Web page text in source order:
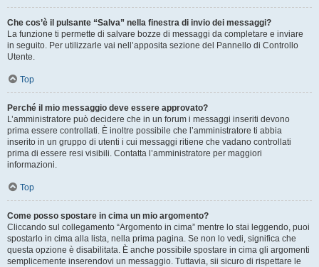
Che cos’è il pulsante “Salva” nella finestra di invio dei messaggi?
La funzione ti permette di salvare bozze di messaggi da completare e inviare
in seguito. Per utilizzarle vai nell’apposita sezione del Pannello di Controllo
Utente.
Top
Perché il mio messaggio deve essere approvato?
L’amministratore può decidere che in un forum i messaggi inseriti devono
prima essere controllati. È inoltre possibile che l’amministratore ti abbia
inserito in un gruppo di utenti i cui messaggi ritiene che vadano controllati
prima di essere resi visibili. Contatta l’amministratore per maggiori
informazioni.
Top
Come posso spostare in cima un mio argomento?
Cliccando sul collegamento “Argomento in cima” mentre lo stai leggendo, puoi
spostarlo in cima alla lista, nella prima pagina. Se non lo vedi, significa che
questa opzione è disabilitata. È anche possibile spostare in cima gli argomenti
semplicemente inserendovi un messaggio. Tuttavia, sii sicuro di rispettare le